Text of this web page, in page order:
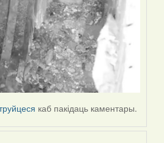
каб пакідаць каментары.